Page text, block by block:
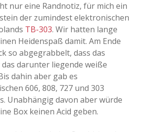
Kopfkinomusik
Nur mal so
Sinnwahn
Visuelles
Wandnotizen
2010
2011
2012
2013
2014
instagram
rss soundcloud
vimeoBluesky
nur eine Randnotiz, für mich ein
der zumindest elektronischen
TB-303. Wir hatten lange
Heidenspaß damit. Am Ende
so abgegrabbelt, dass das
darunter liegende weiße
dahin aber gab es
606, 808, 727 und 303
Unabhängig davon aber würde
Box keinen Acid geben.